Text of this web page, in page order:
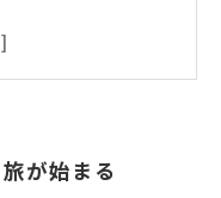
活空間をデザイ
テップバイステ
が始まる